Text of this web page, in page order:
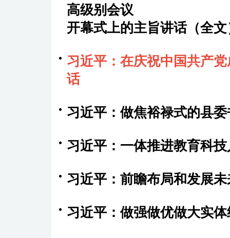
高级别会议
开幕式上的主旨讲话（全文
习近平：在庆祝中国共产
话
习近平：做焦裕禄式的县
习近平：一体推进教育科
习近平：前瞻布局和发展
习近平：做强做优做大实